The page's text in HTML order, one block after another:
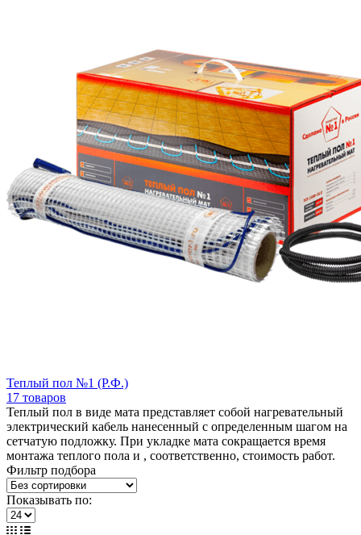
Теплый пол №1 (Р.Ф.)
17 товаров
Теплый пол в виде мата представляет собой нагревательный
электрический кабель нанесенный с определенным шагом на
сетчатую подложку. При укладке мата сокращается время
монтажа теплого пола и , соответственно, стоимость работ.
Фильтр подбора
Показывать по: